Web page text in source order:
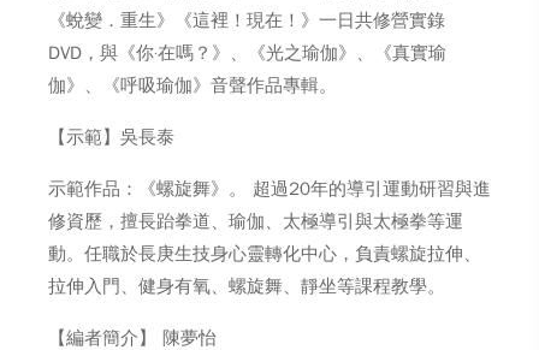
《蛻變．重生》《這裡！現在！》一日共修營實錄
DVD，與《你‧在嗎？》、《光之瑜伽》、《真實瑜
伽》、《呼吸瑜伽》音聲作品專輯。
【示範】吳長泰
示範作品：《螺旋舞》。 超過20年的導引運動研習與進
修資歷，擅長跆拳道、瑜伽、太極導引與太極拳等運
動。任職於長庚生技身心靈轉化中心，負責螺旋拉伸、
拉伸入門、健身有氧、螺旋舞、靜坐等課程教學。
【編者簡介】 陳夢怡